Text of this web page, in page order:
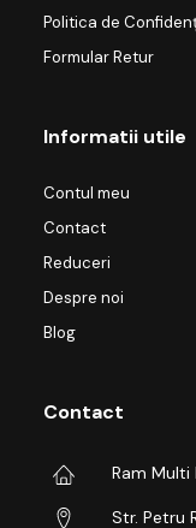
Politica de
Formular Retur
Informatii utile
Contul meu
Contact
Reduceri
Despre noi
Blog
Contact
Ram Multi
Str. Petru